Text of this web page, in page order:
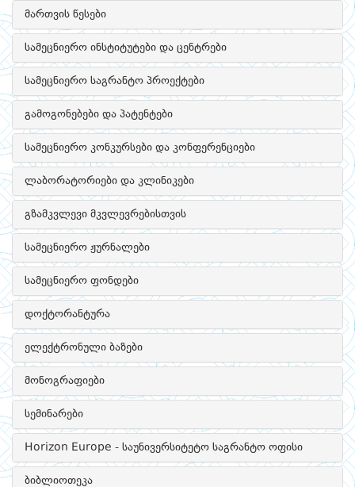
მართვის წესები
სამეცნიერო ინსტიტუტები და ცენტრები
სამეცნიერო საგრანტო პროექტები
გამოგონებები და პატენტები
სამეცნიერო კონკურსები და კონფერენციები
ლაბორატორიები და კლინიკები
გზამკვლევი მკვლევრებისთვის
სამეცნიერო ჟურნალები
სამეცნიერო ფონდები
დოქტორანტურა
ელექტრონული ბაზები
მონოგრაფიები
სემინარები
Horizon Europe - საუნივერსიტეტო საგრანტო ოფისი
ბიბლიოთეკა